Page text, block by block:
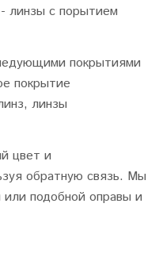
линзы с порытием
покрытиями
покрытие
линзы
цвет и
обратную связь. Мы
или подобной оправы и